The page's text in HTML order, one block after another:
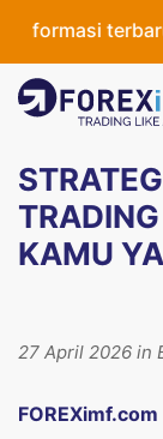
terbaru di
KAMU
27 April 2026 in
FOREXimf.com